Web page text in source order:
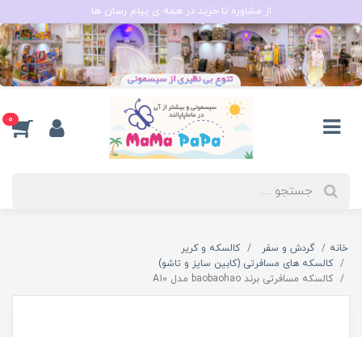
از مشاوره تا خرید در همه ی پیام رسان ها
0
خانه گردش و سفر
کالسکه و کریر
کالسکه های مسافرتی (کابین سایز و تاشو)
کالسکه مسافرتی برند baobaohao مدل A10